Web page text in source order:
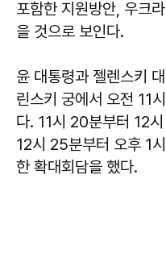
포함한 지원방안, 우크
을 것으로 보인다.
윤 대통령과 젤렌스키
린스키 궁에서 오전 11
다. 11시 20분부터 12
12시 25분부터 오후 1
한 확대회담을 했다.